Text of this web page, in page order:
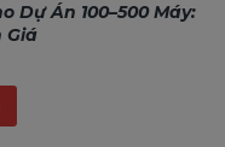
Dự Án 100–500 Máy:
Giá